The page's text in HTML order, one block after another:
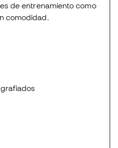
de entrenamiento como
comodidad.